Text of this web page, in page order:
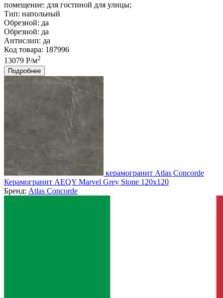
помещение: для гостиной для улицы;
Тип: напольный
Обрезной: да
Обрезной: да
Антислип: да
Код товара: 187996
13079 Р/м2
Подробнее
керамогранит Atlas Concorde
Керамогранит AEQY Marvel Grey Stone 120x120
Бренд: Atlas Concorde